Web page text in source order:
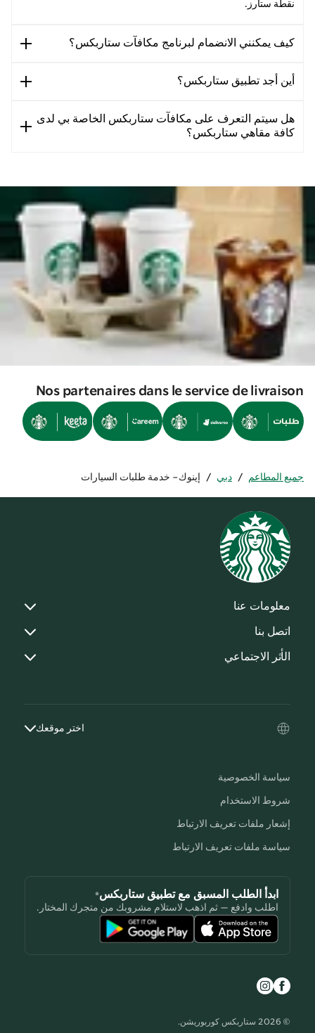
نقطة ستارز.
كيف يمكنني الانضمام لبرنامج مكافآت ستاربكس؟
أين أجد تطبيق ستاربكس؟
هل سيتم التعرف على مكافآت ستاربكس الخاصة بي لدى
كافة مقاهي ستاربكس؟
Nos partenaires dans le service de livraison
جميع المطاعم / دبي / إينوك- خدمة طلبات السيارات
معلومات عنا
اتصل بنا
الأثر الاجتماعي
اختر موقعك
سياسة الخصوصية
شروط الاستخدام
إشعار ملفات تعريف الارتباط
سياسة ملفات تعريف الارتباط
ابدأ الطلب المسبق مع تطبيق ستاربكس®
اطلب وادفع — ثم اذهب لاستلام مشروبك من متجرك المختار.
© 2026 ستاربكس كوربوريشن.